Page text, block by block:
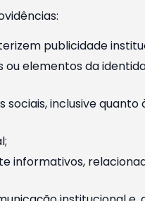
publicidade
elementos da
inclusive
informativos,